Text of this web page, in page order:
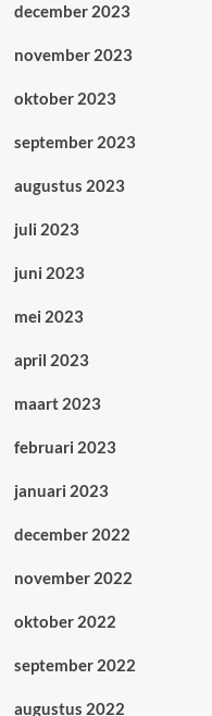
december 2023
november 2023
oktober 2023
september 2023
augustus 2023
juli 2023
juni 2023
mei 2023
april 2023
maart 2023
februari 2023
januari 2023
december 2022
november 2022
oktober 2022
september 2022
augustus 2022